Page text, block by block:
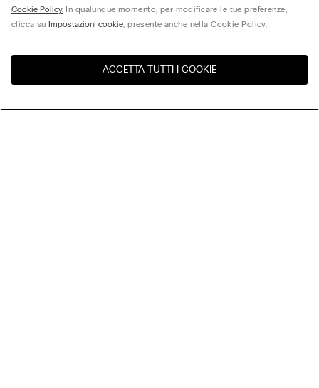
Visita l'e-store del tuo paese United States
Cookie Policy. In qualunque momento, per modificare le tue preferenze,
clicca suImpostazioni cookie, presente anche nella Cookie Policy.
ACCETTA TUTTI I COOKIE